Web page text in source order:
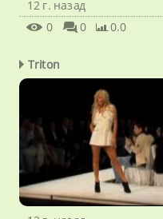
12 г. назад
0
0 0.0
Triton